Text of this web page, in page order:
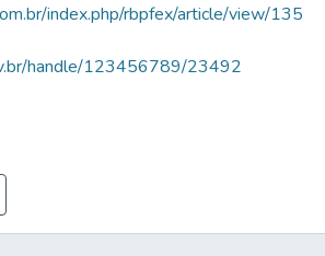
index.php/rbpfex/article/view/135
handle/123456789/23492